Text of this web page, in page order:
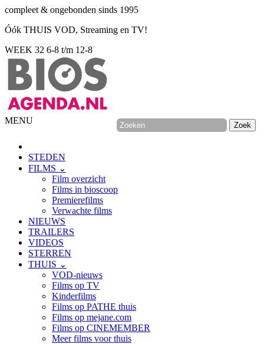
compleet & ongebonden sinds 1995
Óók THUIS VOD, Streaming en TV!
WEEK 32 6-8 t/m 12-8
MENU
STEDEN
FILMS ⌄
Film overzicht
Films in bioscoop
Premierefilms
Verwachte films
NIEUWS
TRAILERS
VIDEOS
STERREN
THUIS ⌄
VOD-nieuws
Films op TV
Kinderfilms
Films op PATHE thuis
Films op mejane.com
Films op CINEMEMBER
Meer films voor thuis